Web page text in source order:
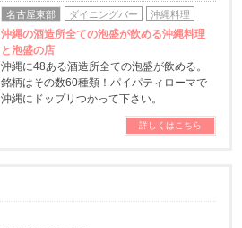
名古屋東部 ダイニングバー 沖縄料理
沖縄の酒造所全ての泡盛が飲める沖縄料理
と泡盛の店
沖縄に48ある酒造所全ての泡盛が飲める。
銘柄はその数60種類！パイパティローマで
沖縄にドップリつかって下さい。
詳しくはこちら